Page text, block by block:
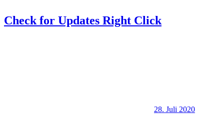
Check for Updates Right Click
28. Juli 2020